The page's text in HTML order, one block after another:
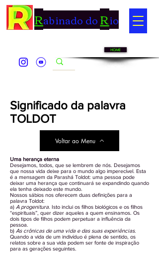
Rabinado doRio
HOME
Significado da palavra
TOLDOT
Voltar ao Menu
Uma herança eterna
Desejamos, todos, que se lembrem de nós. Desejamos
que nossa vida deixe para o mundo algo imperecível. Esta
é a mensagem da Parashá Toldot: uma pessoa pode
deixar uma herança que continuará se expandindo quando
ela tenha deixado este mundo.
Nossos sábios nos oferecem duas definições para a
palavra Toldot:
a) A progenitura . Isto inclui os filhos biológicos e os filhos
“espirituais”, quer dizer aqueles a quem ensinamos. Os
dois tipos de filhos podem perpetuar a influência da
pessoa.
b) As crônicas de uma vida e das suas experiências.
Quando a vida de um indivíduo é plena de sentido, os
relatos sobre a sua vida podem ser fonte de inspiração
para as gerações seguintes.